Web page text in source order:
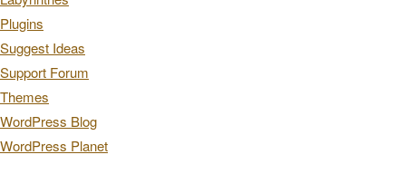
Plugins
Suggest Ideas
Support Forum
Themes
WordPress Blog
WordPress Planet